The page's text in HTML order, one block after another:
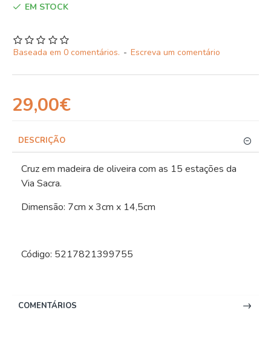
EM STOCK
Baseada em 0 comentários. - Escreva um comentário
29,00€
DESCRIÇÃO
Cruz em madeira de oliveira com as 15 estações da
Via Sacra.
Dimensão: 7cm x 3cm x 14,5cm
Código: 5217821399755
COMENTÁRIOS